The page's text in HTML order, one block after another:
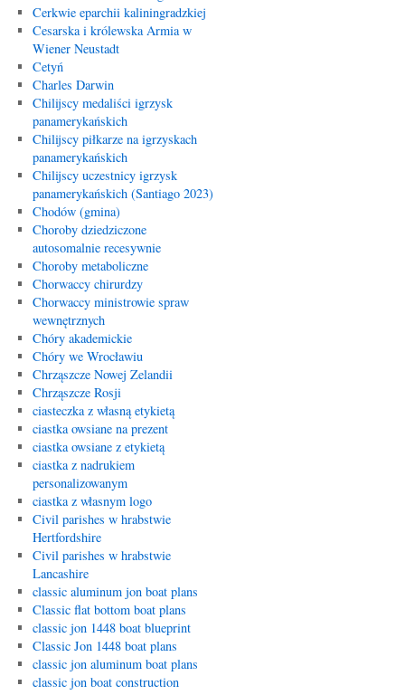
Cerkwie eparchii kaliningradzkiej
Cesarska i królewska Armia w
Wiener Neustadt
Cetyń
Charles Darwin
Chilijscy medaliści igrzysk
panamerykańskich
Chilijscy piłkarze na igrzyskach
panamerykańskich
Chilijscy uczestnicy igrzysk
panamerykańskich (Santiago 2023)
Chodów (gmina)
Choroby dziedziczone
autosomalnie recesywnie
Choroby metaboliczne
Chorwaccy chirurdzy
Chorwaccy ministrowie spraw
wewnętrznych
Chóry akademickie
Chóry we Wrocławiu
Chrząszcze Nowej Zelandii
Chrząszcze Rosji
ciasteczka z własną etykietą
ciastka owsiane na prezent
ciastka owsiane z etykietą
ciastka z nadrukiem
personalizowanym
ciastka z własnym logo
Civil parishes w hrabstwie
Hertfordshire
Civil parishes w hrabstwie
Lancashire
classic aluminum jon boat plans
Classic flat bottom boat plans
classic jon 1448 boat blueprint
Classic Jon 1448 boat plans
classic jon aluminum boat plans
classic jon boat construction